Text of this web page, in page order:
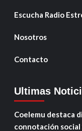
Escucha Radio
Nosotros
Contacto
Ultimas
Coelemu destaca
connotación